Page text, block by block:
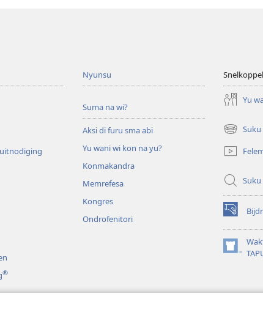
®
Nyunsu
Suma na wi?
Aksi di furu sma abi
Yu wani wi kon na yu?
Konmakandra
Memrefesa
Kongres
Ondrofenitori
Yu
(opent
nieuw
venster)
Suku
(opent
nieuw
venster)
(opent